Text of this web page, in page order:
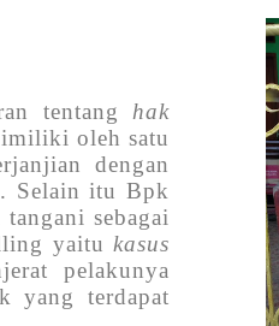
tentang hak
oleh satu
dengan
Selain itu Bpk
sebagai
yaitu kasus
pelakunya
yang terdapat